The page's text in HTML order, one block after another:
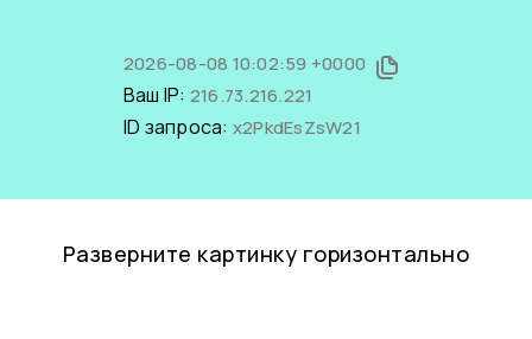
2026-08-08 10:02:59 +0000
Ваш IP: 216.73.216.221
ID запроса: x2PkdEsZsW21
Разверните картинку горизонтально